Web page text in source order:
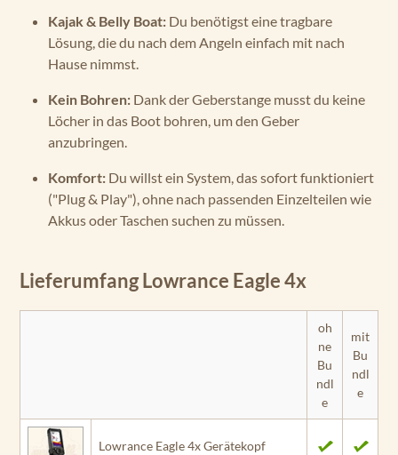
Kajak & Belly Boat: Du benötigst eine tragbare
Lösung, die du nach dem Angeln einfach mit nach
Hause nimmst.
Kein Bohren: Dank der Geberstange musst du keine
Löcher in das Boot bohren, um den Geber
anzubringen.
Komfort: Du willst ein System, das sofort funktioniert
("Plug & Play"), ohne nach passenden Einzelteilen wie
Akkus oder Taschen suchen zu müssen.
Lieferumfang Lowrance Eagle 4x
oh
ne
Bu
ndl
e
mit
Bu
ndl
e
Lowrance Eagle 4x Gerätekopf